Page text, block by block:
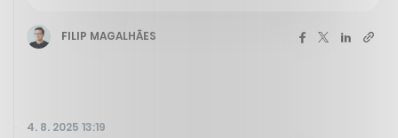
FILIP MAGALHÃES
4. 8. 2025 13:19